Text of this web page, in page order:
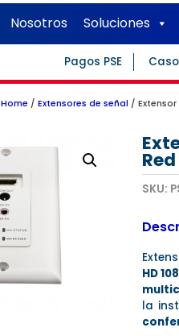
Nosotros Soluciones
Pagos PSE
Home / Extensores de señal /
Red
SKU:
HD
la